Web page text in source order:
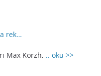
rek…
Max Korzh, .. oku >>